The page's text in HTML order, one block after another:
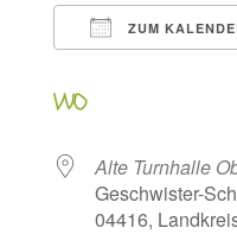
ZUM
WO
Alte Turnhalle
Geschwister-
04416,